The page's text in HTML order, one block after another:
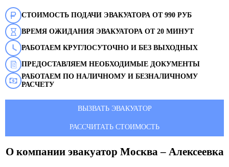
СТОИМОСТЬ ПОДАЧИ ЭВАКУАТОРА ОТ 990 РУБ
ВРЕМЯ ОЖИДАНИЯ ЭВАКУАТОРА ОТ 20 МИНУТ
РАБОТАЕМ КРУГЛОСУТОЧНО И БЕЗ ВЫХОДНЫХ
ПРЕДОСТАВЛЯЕМ НЕОБХОДИМЫЕ ДОКУМЕНТЫ
РАБОТАЕМ ПО НАЛИЧНОМУ И БЕЗНАЛИЧНОМУ
РАСЧЕТУ
ВЫЗВАТЬ ЭВАКУАТОР
РАССЧИТАТЬ СТОИМОСТЬ
О компании эвакуатор Москва – Алексеевка